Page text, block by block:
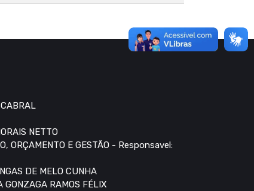
NETTO
ORÇAMENTO E GESTÃO - Responsavel:
DE MELO CUNHA
RAMOS FÉLIX